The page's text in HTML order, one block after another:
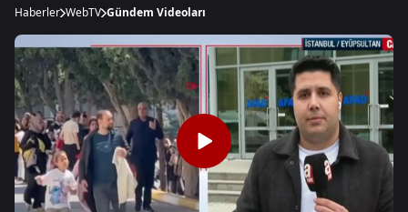
Haberler WebTV Gündem Videoları